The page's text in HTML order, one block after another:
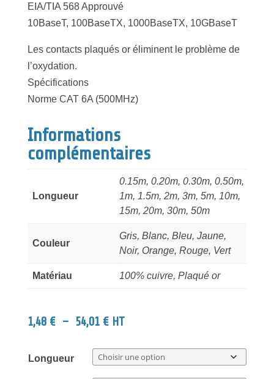
EIA/TIA 568 Approuvé
10BaseT, 100BaseTX, 1000BaseTX, 10GBaseT
Les contacts plaqués or éliminent le problème de
l’oxydation.
Spécifications
Norme CAT 6A (500MHz)
Informations
complémentaires
Longueur
0.15m, 0.20m, 0.30m, 0.50m,
1m, 1.5m, 2m, 3m, 5m, 10m,
15m, 20m, 30m, 50m
Couleur
Gris, Blanc, Bleu, Jaune,
Noir, Orange, Rouge, Vert
Matériau 100% cuivre, Plaqué or
1,48 € – 54,01 €Plage
prix :
HT
Longueur